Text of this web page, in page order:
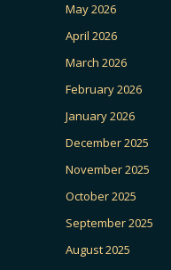
May 2026
April 2026
March 2026
February 2026
January 2026
December 2025
November 2025
October 2025
September 2025
August 2025